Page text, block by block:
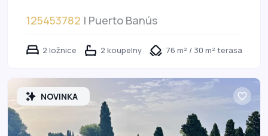
125453782 | Puerto Banús
2 ložnice 2 koupelny 76 m² / 30 m² terasa
NOVINKA